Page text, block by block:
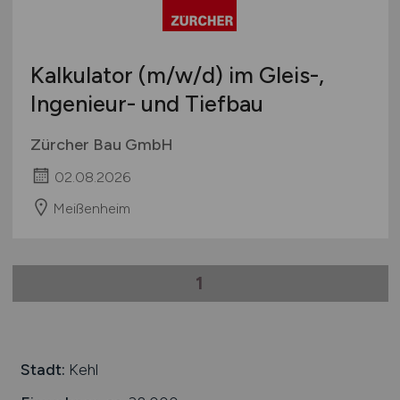
Ausbildung / Studium
Mecklenburg-Vorpommern
Niedersachsen
Rheinland-Pfalz
Saarland
Sachsen
Schweiz
Kalkulator (m/w/d) im Gleis-,
Ingenieur- und Tiefbau
Zürcher Bau GmbH
02.08.2026
Meißenheim
1
Stadt: Kehl